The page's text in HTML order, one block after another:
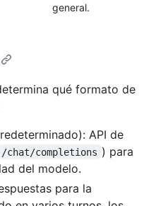
general.
qué formato de
API de
/chat/completions ) para
del modelo.
para la